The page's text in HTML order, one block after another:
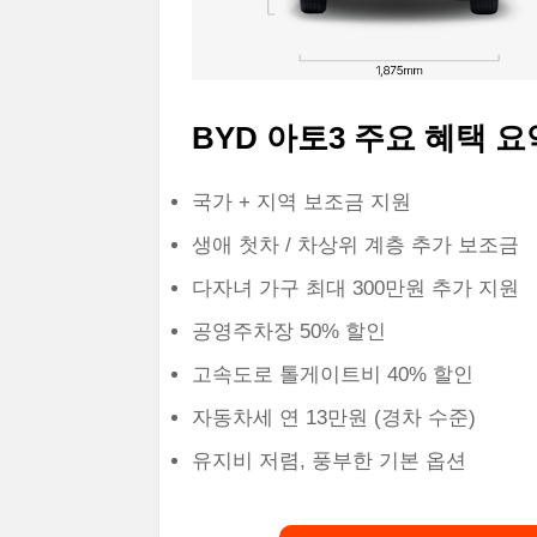
BYD 아토3 주요 혜택 요
국가 + 지역 보조금 지원
생애 첫차 / 차상위 계층 추가 보조금
다자녀 가구 최대 300만원 추가 지원
공영주차장 50% 할인
고속도로 톨게이트비 40% 할인
자동차세 연 13만원 (경차 수준)
유지비 저렴, 풍부한 기본 옵션